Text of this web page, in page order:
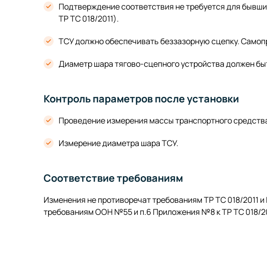
Подтверждение соответствия не требуется для
ТР ТС 018/2011).
ТСУ должно обеспечивать беззазорную сцепку.
Диаметр шара тягово-сцепного устройства должен
Контроль параметров после установки
Проведение измерения массы транспортного
Измерение диаметра шара ТСУ.
Соответствие требованиям
Изменения не противоречат требованиям ТР ТС 018/
требованиям ООН №55 и п.6 Приложения №8 к ТР ТС 018/